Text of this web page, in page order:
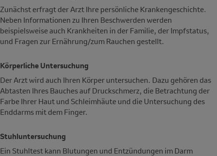
Zunächst erfragt der Arzt Ihre persönliche Krankengeschichte.
Neben Informationen zu Ihren Beschwerden werden
beispielsweise auch Krankheiten in der Familie, der Impfstatus,
und Fragen zur Ernährung/zum Rauchen gestellt.
Körperliche Untersuchung
Der Arzt wird auch Ihren Körper untersuchen. Dazu gehören das
Abtasten Ihres Bauches auf Druckschmerz, die Betrachtung der
Farbe Ihrer Haut und Schleimhäute und die Untersuchung des
Enddarms mit dem Finger.
Stuhluntersuchung
Ein Stuhltest kann Blutungen und Entzündungen im Darm